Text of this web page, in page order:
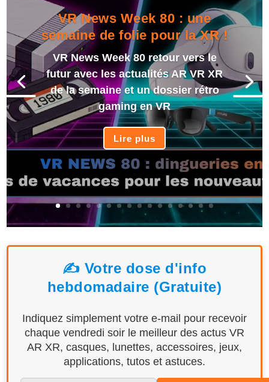
VR News Week 80 : une
semaine de folie pour la XR !
VR News Week 80 retour vers le
futur avec les actualités AR VR XR
de la semaine et un dossier rétro
gaming en VR
Lire plus
✍️ Votre dose d'info
hebdomadaire (Gratuite)
Indiquez simplement votre e-mail pour recevoir
chaque vendredi soir le meilleur des actus VR
AR XR, casques, lunettes, accessoires, jeux,
applications, tutos et astuces.